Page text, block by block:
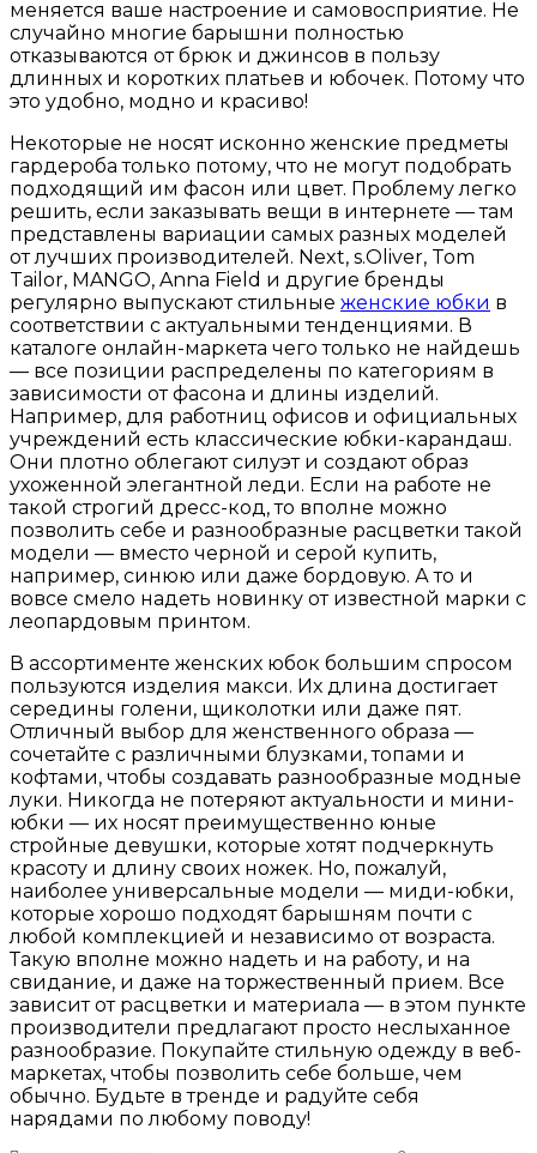
меняется ваше настроение и самовосприятие. Не
случайно многие барышни полностью
отказываются от брюк и джинсов в пользу
длинных и коротких платьев и юбочек. Потому что
это удобно, модно и красиво!
Некоторые не носят исконно женские предметы
гардероба только потому, что не могут подобрать
подходящий им фасон или цвет. Проблему легко
решить, если заказывать вещи в интернете — там
представлены вариации самых разных моделей
от лучших производителей. Next, s.Oliver, Tom
Tailor, MANGO, Anna Field и другие бренды
регулярно выпускают стильные женские юбки в
соответствии с актуальными тенденциями. В
каталоге онлайн-маркета чего только не найдешь
— все позиции распределены по категориям в
зависимости от фасона и длины изделий.
Например, для работниц офисов и официальных
учреждений есть классические юбки-карандаш.
Они плотно облегают силуэт и создают образ
ухоженной элегантной леди. Если на работе не
такой строгий дресс-код, то вполне можно
позволить себе и разнообразные расцветки такой
модели — вместо черной и серой купить,
например, синюю или даже бордовую. А то и
вовсе смело надеть новинку от известной марки с
леопардовым принтом.
В ассортименте женских юбок большим спросом
пользуются изделия макси. Их длина достигает
середины голени, щиколотки или даже пят.
Отличный выбор для женственного образа —
сочетайте с различными блузками, топами и
кофтами, чтобы создавать разнообразные модные
луки. Никогда не потеряют актуальности и мини-
юбки — их носят преимущественно юные
стройные девушки, которые хотят подчеркнуть
красоту и длину своих ножек. Но, пожалуй,
наиболее универсальные модели — миди-юбки,
которые хорошо подходят барышням почти с
любой комплекцией и независимо от возраста.
Такую вполне можно надеть и на работу, и на
свидание, и даже на торжественный прием. Все
зависит от расцветки и материала — в этом пункте
производители предлагают просто неслыханное
разнообразие. Покупайте стильную одежду в веб-
маркетах, чтобы позволить себе больше, чем
обычно. Будьте в тренде и радуйте себя
нарядами по любому поводу!